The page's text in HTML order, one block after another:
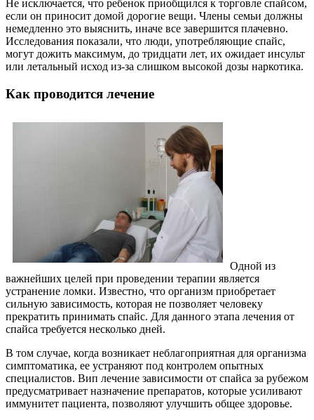
Не исключается, что ребенок приобщился к торговле спайсом,
если он приносит домой дорогие вещи. Члены семьи должны
немедленно это выяснить, иначе все завершится плачевно.
Исследования показали, что люди, употребляющие спайс,
могут дожить максимум, до тридцати лет, их ожидает инсульт
или летальный исход из-за слишком высокой дозы наркотика.
Как проводится лечение
Одной из
важнейших целей при проведении терапии является
устранение ломки. Известно, что организм приобретает
сильную зависимость, которая не позволяет человеку
прекратить принимать спайс. Для данного этапа лечения от
спайса требуется несколько дней.
В том случае, когда возникает неблагоприятная для организма
симптоматика, ее устраняют под контролем опытных
специалистов. Вип лечение зависимости от спайса за рубежом
предусматривает назначение препаратов, которые усиливают
иммунитет пациента, позволяют улучшить общее здоровье.